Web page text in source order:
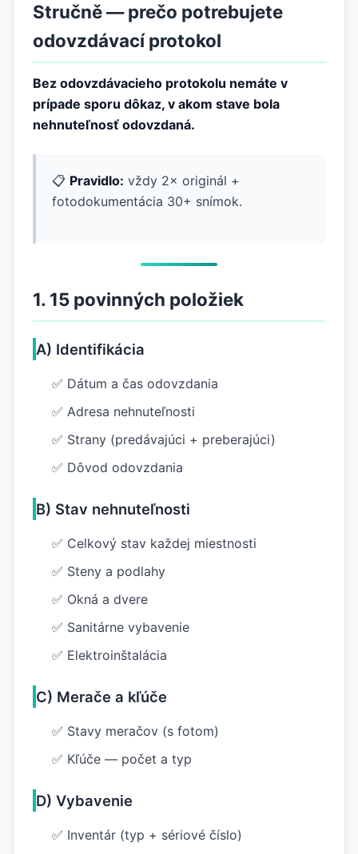
Stručně — prečo potrebujete
odovzdávací protokol
Bez odovzdávacieho protokolu nemáte v
prípade sporu dôkaz, v akom stave bola
nehnuteľnosť odovzdaná.
📋 Pravidlo: vždy 2× originál +
fotodokumentácia 30+ snímok.
1. 15 povinných položiek
A) Identifikácia
✅ Dátum a čas odovzdania
✅ Adresa nehnuteľnosti
✅ Strany (predávajúci + preberajúci)
✅ Dôvod odovzdania
B) Stav nehnuteľnosti
✅ Celkový stav každej miestnosti
✅ Steny a podlahy
✅ Okná a dvere
✅ Sanitárne vybavenie
✅ Elektroinštalácia
C) Merače a kľúče
✅ Stavy meračov (s fotom)
✅ Kľúče — počet a typ
D) Vybavenie
✅ Inventár (typ + sériové číslo)